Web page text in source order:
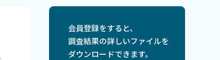
会員登録をすると、
調査結果の詳しいファイルを
ダウンロードできます。